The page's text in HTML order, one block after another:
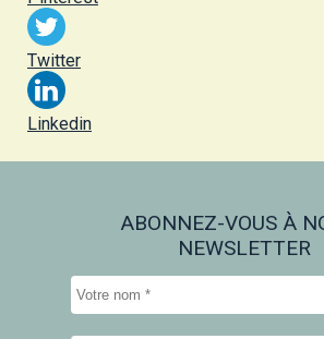
Twitter
Linkedin
ABONNEZ-VOUS À
NEWSLETTER